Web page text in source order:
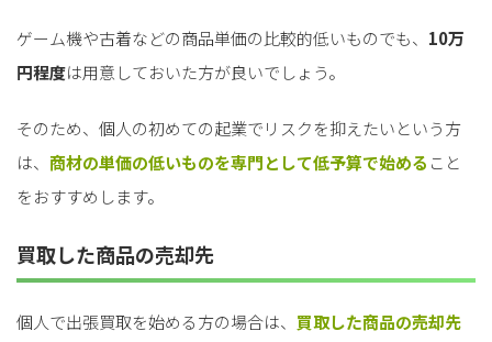
ゲーム機や古着などの商品単価の比較的低いものでも、 10万
円程度は用意しておいた方が良いでしょう。
そのため、個人の初めての起業でリスクを抑えたいという方
は、 商材の単価の低いものを専門として低予算で始める こと
をおすすめします。
買取した商品の売却先
個人で出張買取を始める方の場合は、 買取した商品の売却先